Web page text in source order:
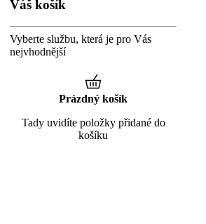
Váš košík
Vyberte službu, která je pro Vás
nejvhodnější
Prázdný košík
Tady uvidíte položky přidané do
košíku